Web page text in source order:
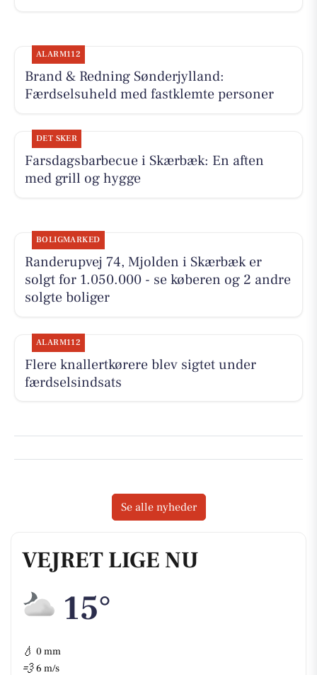
VEJRET LIGE NU
15°
💧 0 mm
💨 6 m/s
ALARM112
Brand & Redning Sønderjylland:
Færdselsuheld med fastklemte personer
DET SKER
Farsdagsbarbecue i Skærbæk: En aften
med grill og hygge
BOLIGMARKED
Randerupvej 74, Mjolden i Skærbæk er
solgt for 1.050.000 - se køberen og 2 andre
solgte boliger
ALARM112
Flere knallertkørere blev sigtet under
færdselsindsats
Se alle nyheder